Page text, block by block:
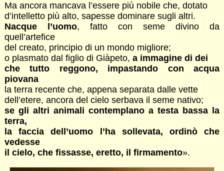
Ma ancora mancava l’essere più nobile che, dotato
d’intelletto più alto, sapesse dominare sugli altri.
Nacque l’uomo, fatto con seme divino da
quell’artefice
del creato, principio di un mondo migliore;
o plasmato dal figlio di Giàpeto, a immagine di dei
che tutto reggono, impastando con acqua
piovana
la terra recente che, appena separata dalle vette
dell’etere, ancora del cielo serbava il seme nativo;
se gli altri animali contemplano a testa bassa la
terra,
la faccia dell’uomo l’ha sollevata, ordinò che
vedesse
il cielo, che fissasse, eretto, il firmamento».